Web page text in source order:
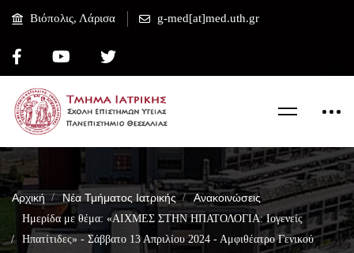
Βιόπολις, Λάρισα g-med[at]med.uth.gr
Αρχική Νέα Τμήματος Ιατρικής Ανακοινώσεις
Ημερίδα με θέμα: «ΑΙΧΜΕΣ ΣΤΗΝ ΗΠΑΤΟΛΟΓΙΑ: Ιογενείς
Ηπατίτιδες» - Σάββατο 13 Απριλίου 2024 - Αμφιθέατρο Γενικού